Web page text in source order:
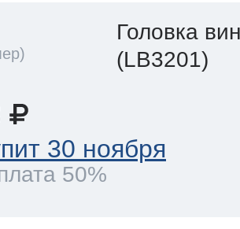
Головка
(LB3201)
30 ноября
50%